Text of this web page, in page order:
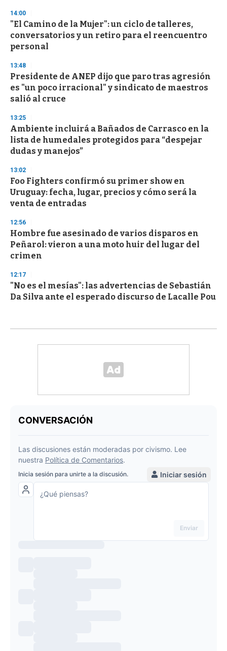
14:00
"El Camino de la Mujer": un ciclo de talleres,
conversatorios y un retiro para el reencuentro
personal
13:48
Presidente de ANEP dijo que paro tras agresión
es "un poco irracional" y sindicato de maestros
salió al cruce
13:25
Ambiente incluirá a Bañados de Carrasco en la
lista de humedales protegidos para “despejar
dudas y manejos”
13:02
Foo Fighters confirmó su primer show en
Uruguay: fecha, lugar, precios y cómo será la
venta de entradas
12:56
Hombre fue asesinado de varios disparos en
Peñarol: vieron a una moto huir del lugar del
crimen
12:17
"No es el mesías": las advertencias de Sebastián
Da Silva ante el esperado discurso de Lacalle Pou